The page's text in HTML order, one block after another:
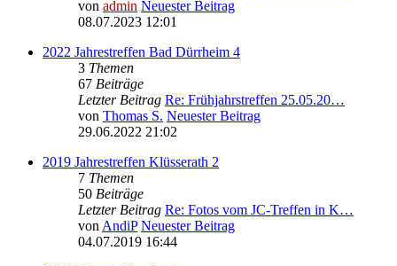
von admin Neuester Beitrag
08.07.2023 12:01
2022 Jahrestreffen Bad Dürrheim 4
3 Themen
67 Beiträge
Letzter Beitrag Re: Frühjahrstreffen 25.05.20…
von Thomas S. Neuester Beitrag
29.06.2022 21:02
2019 Jahrestreffen Klüsserath 2
7 Themen
50 Beiträge
Letzter Beitrag Re: Fotos vom JC-Treffen in K…
von AndiP Neuester Beitrag
04.07.2019 16:44